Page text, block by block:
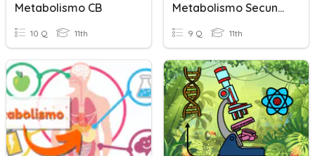
Metabolismo CB
10 Q 11th
Metabolismo Secundario
9 Q 11th